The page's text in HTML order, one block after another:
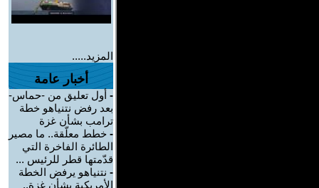
المزيد.....
أخبار عامة
- أول تعليق من -حماس-
بعد رفض نتنياهو خطة
ترامب بشأن غزة
- خطط معلّقة.. ما مصير
الطائرة الفاخرة التي
قدّمتها قطر للرئيس ...
- نتنياهو يرفض الخطة
الأمريكية بشأن غزة..